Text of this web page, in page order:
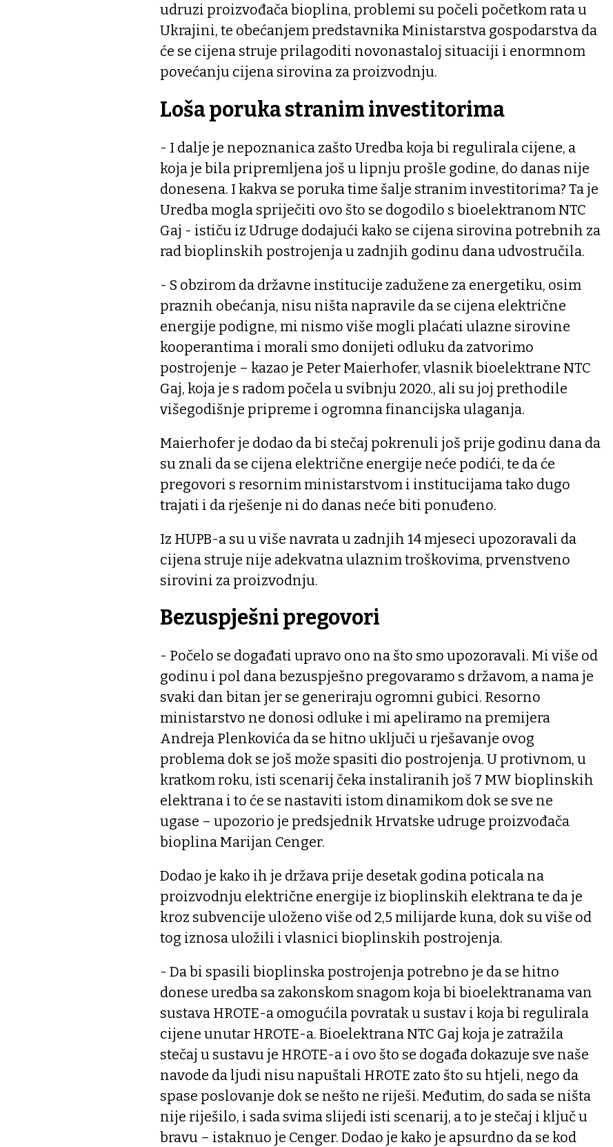
udruzi proizvođača bioplina, problemi su počeli početkom rata u
Ukrajini, te obećanjem predstavnika Ministarstva gospodarstva da
će se cijena struje prilagoditi novonastaloj situaciji i enormnom
povećanju cijena sirovina za proizvodnju.
Loša poruka stranim investitorima
- I dalje je nepoznanica zašto Uredba koja bi regulirala cijene, a
koja je bila pripremljena još u lipnju prošle godine, do danas nije
donesena. I kakva se poruka time šalje stranim investitorima? Ta je
Uredba mogla spriječiti ovo što se dogodilo s bioelektranom NTC
Gaj - ističu iz Udruge dodajući kako se cijena sirovina potrebnih za
rad bioplinskih postrojenja u zadnjih godinu dana udvostručila.
- S obzirom da državne institucije zadužene za energetiku, osim
praznih obećanja, nisu ništa napravile da se cijena električne
energije podigne, mi nismo više mogli plaćati ulazne sirovine
kooperantima i morali smo donijeti odluku da zatvorimo
postrojenje – kazao je Peter Maierhofer, vlasnik bioelektrane NTC
Gaj, koja je s radom počela u svibnju 2020., ali su joj prethodile
višegodišnje pripreme i ogromna financijska ulaganja.
Maierhofer je dodao da bi stečaj pokrenuli još prije godinu dana da
su znali da se cijena električne energije neće podići, te da će
pregovori s resornim ministarstvom i institucijama tako dugo
trajati i da rješenje ni do danas neće biti ponuđeno.
Iz HUPB-a su u više navrata u zadnjih 14 mjeseci upozoravali da
cijena struje nije adekvatna ulaznim troškovima, prvenstveno
sirovini za proizvodnju.
Bezuspješni pregovori
- Počelo se događati upravo ono na što smo upozoravali. Mi više od
godinu i pol dana bezuspješno pregovaramo s državom, a nama je
svaki dan bitan jer se generiraju ogromni gubici. Resorno
ministarstvo ne donosi odluke i mi apeliramo na premijera
Andreja Plenkovića da se hitno uključi u rješavanje ovog
problema dok se još može spasiti dio postrojenja. U protivnom, u
kratkom roku, isti scenarij čeka instaliranih još 7 MW bioplinskih
elektrana i to će se nastaviti istom dinamikom dok se sve ne
ugase – upozorio je predsjednik Hrvatske udruge proizvođača
bioplina Marijan Cenger.
Dodao je kako ih je država prije desetak godina poticala na
proizvodnju električne energije iz bioplinskih elektrana te da je
kroz subvencije uloženo više od 2,5 milijarde kuna, dok su više od
tog iznosa uložili i vlasnici bioplinskih postrojenja.
- Da bi spasili bioplinska postrojenja potrebno je da se hitno
donese uredba sa zakonskom snagom koja bi bioelektranama van
sustava HROTE-a omogućila povratak u sustav i koja bi regulirala
cijene unutar HROTE-a. Bioelektrana NTC Gaj koja je zatražila
stečaj u sustavu je HROTE-a i ovo što se događa dokazuje sve naše
navode da ljudi nisu napuštali HROTE zato što su htjeli, nego da
spase poslovanje dok se nešto ne riješi. Međutim, do sada se ništa
nije riješilo, i sada svima slijedi isti scenarij, a to je stečaj i ključ u
bravu – istaknuo je Cenger. Dodao je kako je apsurdno da se kod